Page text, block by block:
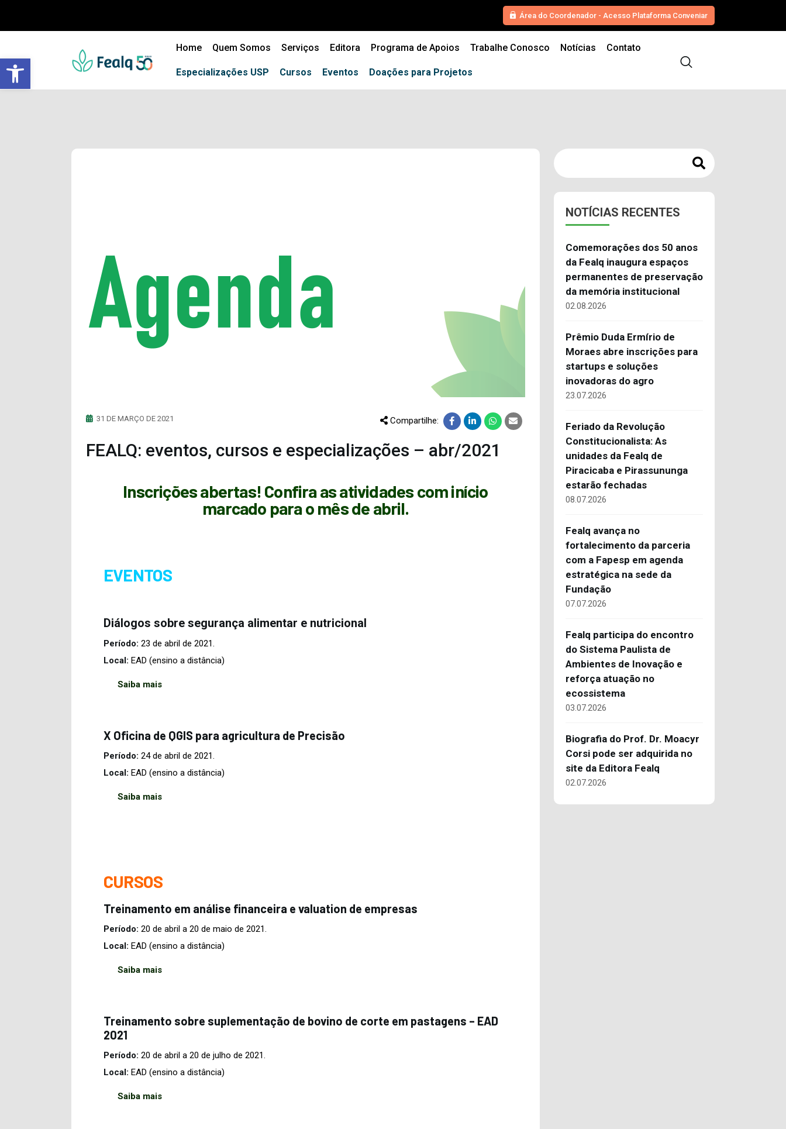
Barra de Ferramentas Aberta
Área do Coordenador - Acesso Plataforma Conveniar
Home Quem Somos Serviços Editora Programa de Apoios Trabalhe Conosco Notícias Contato
Especializações USP Cursos Eventos Doações para Projetos
QUEM SOMOS
SERVIÇOS
CURSOS
EVENTOS
DOAÇÕES PARA
31 DE MARÇO DE 2021 Compartilhe:
FEALQ: eventos, cursos e especializações – abr/2021
Inscrições abertas! Confira as atividades com início
marcado para o mês de abril.
EVENTOS
Diálogos sobre segurança alimentar e nutricional
Período: 23 de abril de 2021.
Local: EAD (ensino a distância)
Saiba mais
X Oficina de QGIS para agricultura de Precisão
Período: 24 de abril de 2021.
Local: EAD (ensino a distância)
Saiba mais
CURSOS
Treinamento em análise financeira e valuation de empresas
Período: 20 de abril a 20 de maio de 2021.
Local: EAD (ensino a distância)
Saiba mais
Treinamento sobre suplementação de bovino de corte em pastagens – EAD
2021
Período: 20 de abril a 20 de julho de 2021.
Local: EAD (ensino a distância)
Saiba mais
NOTÍCIAS RECENTES
Comemorações dos 50 anos
da Fealq inaugura espaços
permanentes de preservação
da memória institucional
02.08.2026
Prêmio Duda Ermírio de
Moraes abre inscrições para
startups e soluções
inovadoras do agro
23.07.2026
Feriado da Revolução
Constitucionalista: As
unidades da Fealq de
Piracicaba e Pirassununga
estarão fechadas
08.07.2026
Fealq avança no
fortalecimento da parceria
com a Fapesp em agenda
estratégica na sede da
Fundação
07.07.2026
Fealq participa do encontro
do Sistema Paulista de
Ambientes de Inovação e
reforça atuação no
ecossistema
03.07.2026
Biografia do Prof. Dr. Moacyr
Corsi pode ser adquirida no
site da Editora Fealq
02.07.2026